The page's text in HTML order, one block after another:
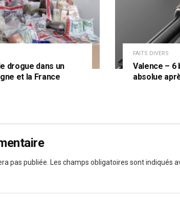
drogue dans un
et la France
FAITS DIVERS
Valence – 6
absolue
pas publiée. Les champs obligatoires sont indiqués